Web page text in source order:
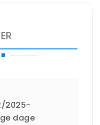
2025-
dage